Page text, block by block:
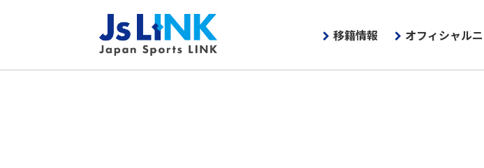
移籍情報 オフィシャル